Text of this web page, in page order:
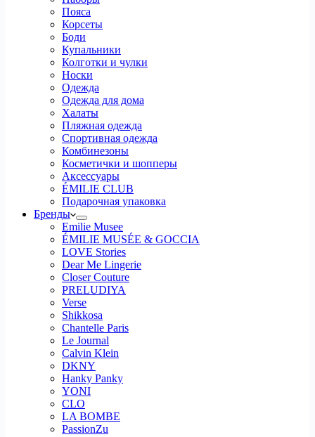
Пояса
Корсеты
Боди
Купальники
Колготки и чулки
Носки
Одежда
Одежда для дома
Халаты
Пляжная одежда
Спортивная одежда
Комбинезоны
Косметички и шопперы
Аксессуары
ÉMILIE CLUB
Подарочная упаковка
Бренды
Emilie Musee
ÉMILIE MUSÉE & GOCCIA
LOVE Stories
Dear Me Lingerie
Closer Couture
PRELUDIYA
Verse
Shikkosa
Chantelle Paris
Le Journal
Calvin Klein
DKNY
Hanky Panky
YONI
CLO
LA BOMBE
PassionZu